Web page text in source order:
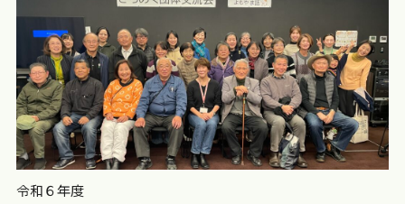
令和６年度